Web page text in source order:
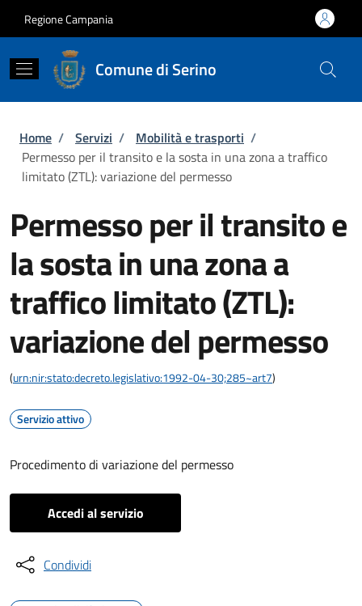
Regione Campania
Comune di Serino
Briciole di pane
Home / Servizi / Mobilità e trasporti /
Permesso per il transito e la sosta in una zona a traffico
limitato (ZTL): variazione del permesso
Permesso per il transito e
la sosta in una zona a
traffico limitato (ZTL):
variazione del permesso
(urn:nir:stato:decreto.legislativo:1992-04-30;285~art7)
Servizio attivo
Procedimento di variazione del permesso
Accedi al servizio
Condividi